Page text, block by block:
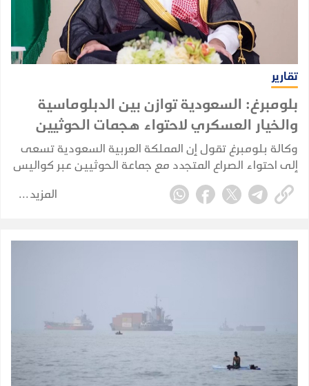
تقارير
بلومبرغ: السعودية توازن بين الدبلوماسية
والخيار العسكري لاحتواء هجمات الحوثيين
وكالة بلومبرغ تقول إن المملكة العربية السعودية تسعى
إلى احتواء الصراع المتجدد مع جماعة الحوثيين عبر كواليس
الدبلوماسية، في محاولة لمنع الاشتباكات مع الجماعة
المدعومة من إيران من الإضرار بقطاعها النفطي
المزيد